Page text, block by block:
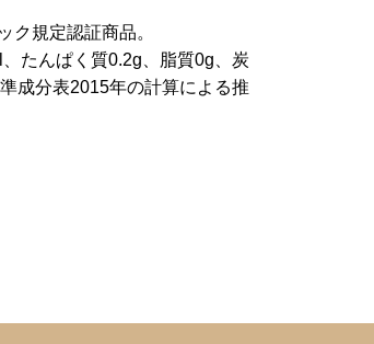
ク規定認証商品。
たんぱく質0.2g、脂質0g、炭
成分表2015年の計算による推